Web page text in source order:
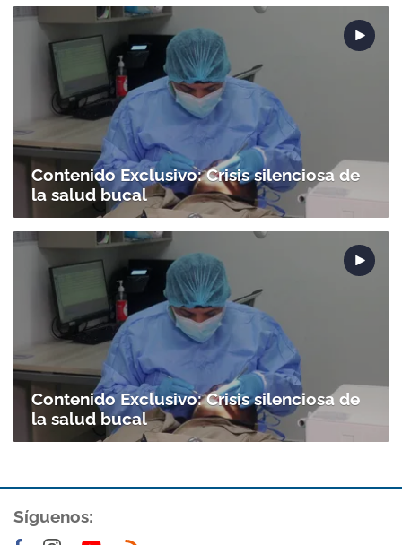
Gracias por suscribirte a nuestro boletín.
ACEPTAR
Contenido Exclusivo: Crisis silenciosa de
la salud bucal
Contenido Exclusivo: Crisis silenciosa de
la salud bucal
Síguenos: